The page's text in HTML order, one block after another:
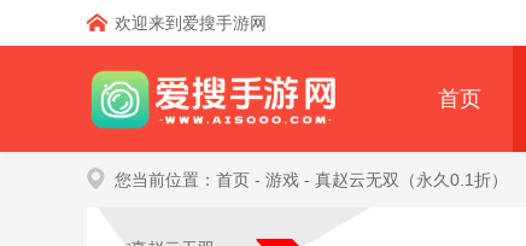
欢迎来到爱搜手游网
首页
您当前位置： 首页 - 游戏 - 真赵云无双（永久0.1折）